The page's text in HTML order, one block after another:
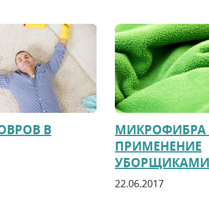
В
МИКРОФИБРА
ПРИМЕНЕНИЕ
УБОРЩИКАМИ
22.06.2017